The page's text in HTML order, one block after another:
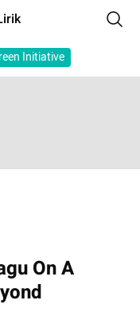
Initiative
On A